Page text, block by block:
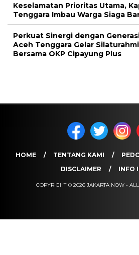
Keselamatan Prioritas Utama,
Tenggara Imbau Warga Siaga
Perkuat Sinergi dengan
Aceh Tenggara Gelar
Bersama OKP Cipayung Plus
HOME TENTANG KAMI
DISCLAIMER
INFO
COPYRIGHT © 2026 JAKARTA NOW -